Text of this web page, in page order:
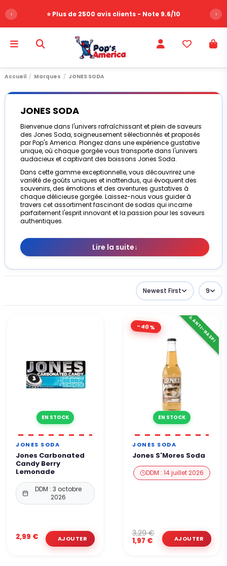
‹ ⭐ Plus de 2500 avis clients - Note 9.6/10 ›
Accueil Marques JONES SODA
JONES SODA
Bienvenue dans l'univers rafraîchissant et plein de saveurs
des Jones Soda, soigneusement sélectionnés et proposés
par Pop's America. Plongez dans une expérience gustative
unique, où chaque gorgée vous transporte dans l'univers
audacieux et captivant des boissons Jones Soda.
Dans cette gamme exceptionnelle, vous découvrirez une
variété de goûts uniques et inattendus, qui évoquent des
souvenirs, des émotions et des aventures gustatives à
chaque délicieuse gorgée. Laissez-nous vous guider à
travers cet assortiment fascinant de sodas qui incarne
parfaitement l'esprit innovant et la passion pour les saveurs
authentiques.
Lire la suite↓
Newest First 9
EN STOCK
JONES SODA
Jones Carbonated
Candy Berry
Lemonade
DDM : 3 octobre
2026
2,99 €
-40%
EN STOCK
⚠️ ANTI-GASPI
JONES SODA
Jones S'Mores Soda
DDM : 14 juillet 2026
1,97 €
3,29 €